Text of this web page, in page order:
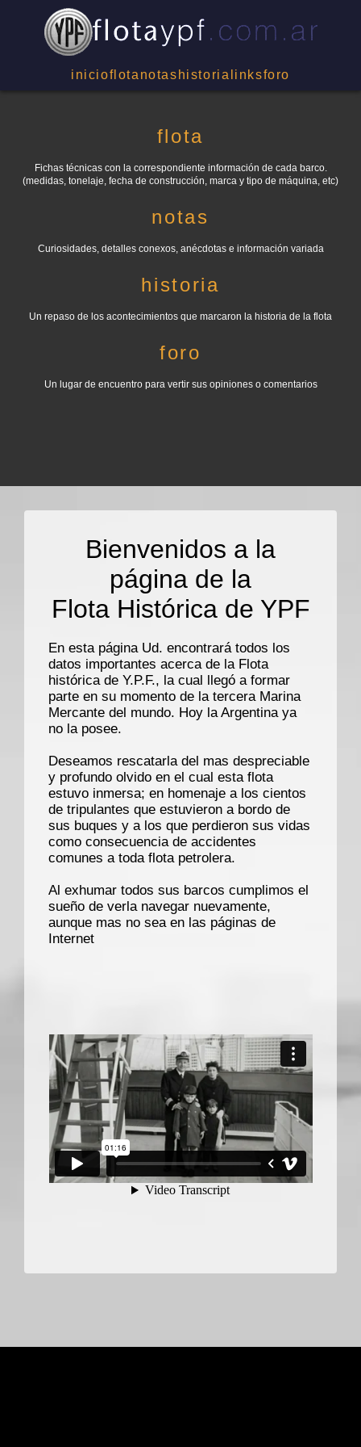
inicioflota notas historia linksforo
flota
Fichas técnicas con la correspondiente información de cada barco.
(medidas, tonelaje, fecha de construcción, marca y tipo de máquina, etc)
notas
Curiosidades, detalles conexos, anécdotas e información variada
historia
Un repaso de los acontecimientos que marcaron la historia de la flota
foro
Un lugar de encuentro para vertir sus opiniones o comentarios
Bienvenidos a la
página de la
Flota Histórica de YPF
En esta página Ud. encontrará todos los
datos importantes acerca de la Flota
histórica de Y.P.F., la cual llegó a formar
parte en su momento de la tercera Marina
Mercante del mundo. Hoy la Argentina ya
no la posee.
Deseamos rescatarla del mas despreciable
y profundo olvido en el cual esta flota
estuvo inmersa; en homenaje a los cientos
de tripulantes que estuvieron a bordo de
sus buques y a los que perdieron sus vidas
como consecuencia de accidentes
comunes a toda flota petrolera.
Al exhumar todos sus barcos cumplimos el
sueño de verla navegar nuevamente,
aunque mas no sea en las páginas de
Internet